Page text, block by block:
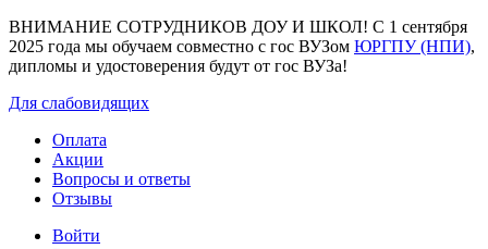
ВНИМАНИЕ СОТРУДНИКОВ ДОУ И ШКОЛ! С 1 сентября
2025 года мы обучаем совместно с гос ВУЗом ЮРГПУ (НПИ),
дипломы и удостоверения будут от гос ВУЗа!
Для слабовидящих
Оплата
Акции
Вопросы и ответы
Отзывы
Войти